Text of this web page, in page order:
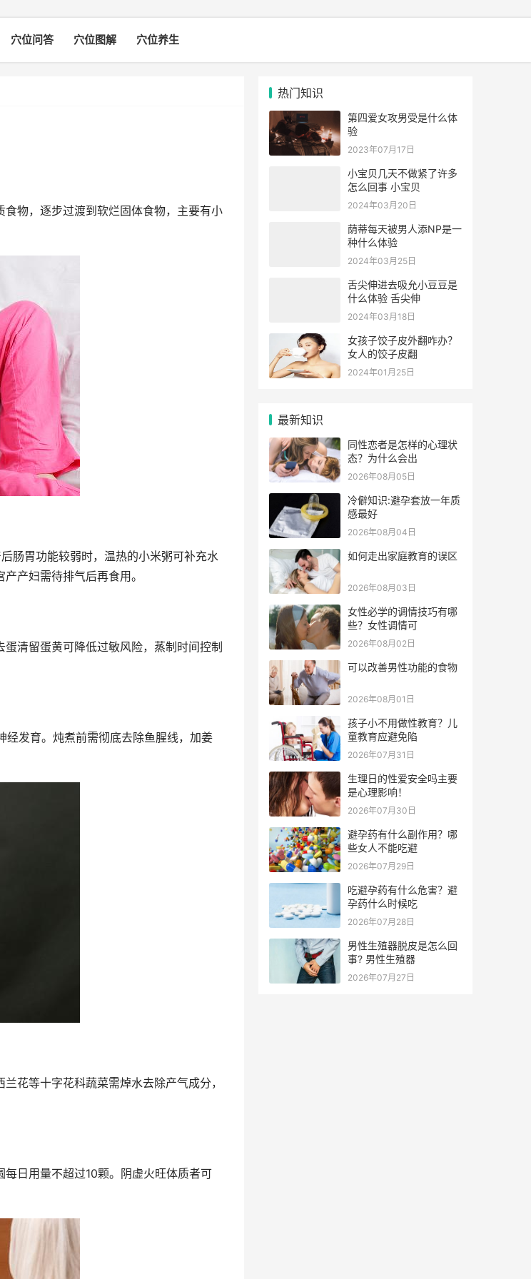
穴位问答 穴位图解 穴位养生
物，逐步过渡到软烂固体食物，主要有小
肠胃功能较弱时，温热的小米粥可补充水
产妇需待排气后再食用。
清留蛋黄可降低过敏风险，蒸制时间控制
发育。炖煮前需彻底去除鱼腥线，加姜
花等十字花科蔬菜需焯水去除产气成分，
日用量不超过10颗。阴虚火旺体质者可
热门知识
第四爱女攻男受是什么体
验
2023年07月17日
小宝贝几天不做紧了许多
怎么回事 小宝贝
2024年03月20日
荫蒂每天被男人添NP是一
种什么体验
2024年03月25日
舌尖伸进去吸允小豆豆是
什么体验 舌尖伸
2024年03月18日
女孩子饺子皮外翻咋办？
女人的饺子皮翻
2024年01月25日
最新知识
同性恋者是怎样的心理状
态？为什么会出
2026年08月05日
冷僻知识:避孕套放一年质
感最好
2026年08月04日
如何走出家庭教育的误区
2026年08月03日
女性必学的调情技巧有哪
些？女性调情可
2026年08月02日
可以改善男性功能的食物
2026年08月01日
孩子小不用做性教育？儿
童教育应避免陷
2026年07月31日
生理日的性爱安全吗主要
是心理影响！
2026年07月30日
避孕药有什么副作用？哪
些女人不能吃避
2026年07月29日
吃避孕药有什么危害？避
孕药什么时候吃
2026年07月28日
男性生殖器脱皮是怎么回
事? 男性生殖器
2026年07月27日